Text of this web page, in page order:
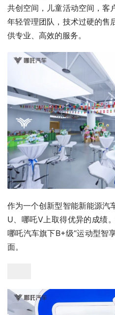
共创空间，儿童活动空间，客
年轻管理团队，技术过硬的售
供专业、高效的服务。
作为一个创新型智能新能源汽
U、哪吒V上取得优异的成绩
哪吒汽车旗下B+级“运动型智
面。